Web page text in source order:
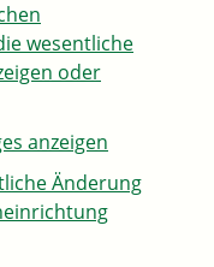
wesentliche
oder
anzeigen
Änderung